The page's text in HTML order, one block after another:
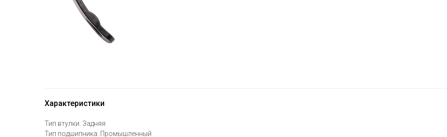
Характеристики
Тип втулки: Задняя
Тип подшипника: Промышленный